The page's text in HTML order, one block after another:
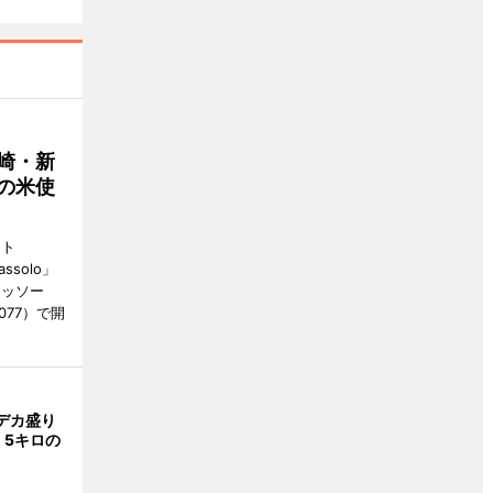
・新
米使
」
ソー
）で開
カ盛り
キロの